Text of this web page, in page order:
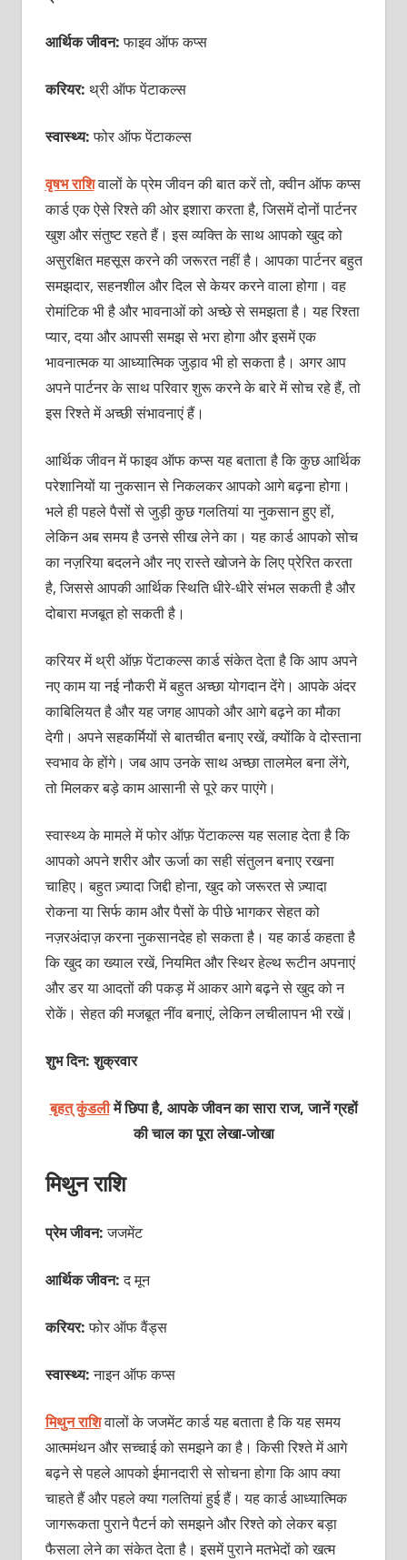
आर्थिक जीवन:फाइव ऑफ कप्स
करियर: थ्री ऑफपेंटाकल्स
स्वास्थ्य:फोर ऑफ पेंटाकल्स
वृषभ राशिवालों के प्रेम जीवन की बात करें तो, क्वीन ऑफ कप्स
कार्ड एक ऐसे रिश्ते की ओर इशारा करता है, जिसमें दोनों पार्टनर
खुश और संतुष्ट रहते हैं। इस व्यक्ति के साथ आपको खुद को
असुरक्षित महसूस करने की जरूरत नहीं है। आपका पार्टनर बहुत
समझदार, सहनशील और दिल से केयर करने वाला होगा। वह
रोमांटिक भी है और भावनाओं को अच्छे से समझता है। यह रिश्ता
प्यार, दया और आपसी समझ से भरा होगा और इसमें एक
भावनात्मक या आध्यात्मिक जुड़ाव भी हो सकता है। अगर आप
अपने पार्टनर के साथ परिवार शुरू करने के बारे में सोच रहे हैं, तो
इस रिश्ते में अच्छी संभावनाएं हैं।
आर्थिक जीवन में फाइव ऑफ कप्स यह बताता है कि कुछ आर्थिक
परेशानियों या नुकसान से निकलकर आपको आगे बढ़ना होगा।
भले ही पहले पैसों से जुड़ी कुछ गलतियां या नुकसान हुए हों,
लेकिन अब समय है उनसे सीख लेने का। यह कार्ड आपको सोच
का नज़रिया बदलने और नए रास्ते खोजने के लिए प्रेरित करता
है, जिससे आपकी आर्थिक स्थिति धीरे-धीरे संभल सकती है और
दोबारा मजबूत हो सकती है।
करियर में थ्री ऑफ़ पेंटाकल्स कार्ड संकेत देता है कि आप अपने
नए काम या नई नौकरी में बहुत अच्छा योगदान देंगे। आपके अंदर
काबिलियत है और यह जगह आपको और आगे बढ़ने का मौका
देगी। अपने सहकर्मियों से बातचीत बनाए रखें, क्योंकि वे दोस्ताना
स्वभाव के होंगे। जब आप उनके साथ अच्छा तालमेल बना लेंगे,
तो मिलकर बड़े काम आसानी से पूरे कर पाएंगे।
स्वास्थ्य के मामले में फोर ऑफ़ पेंटाकल्स यह सलाह देता है कि
आपको अपने शरीर और ऊर्जा का सही संतुलन बनाए रखना
चाहिए। बहुत ज़्यादा जिद्दी होना, खुद को जरूरत से ज़्यादा
रोकना या सिर्फ काम और पैसों के पीछे भागकर सेहत को
नज़रअंदाज़ करना नुकसानदेह हो सकता है। यह कार्ड कहता है
कि खुद का ख्याल रखें, नियमित और स्थिर हेल्थ रूटीन अपनाएं
और डर या आदतों की पकड़ में आकर आगे बढ़ने से खुद को न
रोकें। सेहत की मजबूत नींव बनाएं, लेकिन लचीलापन भी रखें।
शुभ दिन: शुक्रवार
बृहत् कुंडलीमें छिपा है, आपके जीवन का सारा राज, जानें ग्रहों
की चाल का पूरालेखा-जोखा
मिथुन राशि
प्रेम जीवन:जजमेंट
आर्थिक जीवन:द मून
करियर:फोर ऑफ वैंड्स
स्वास्थ्य:नाइन ऑफ कप्स
मिथुन राशिवालों के जजमेंट कार्ड यह बताता है कि यह समय
आत्ममंथन और सच्चाई को समझने का है। किसी रिश्ते में आगे
बढ़ने से पहले आपको ईमानदारी से सोचना होगा कि आप क्या
चाहते हैं और पहले क्या गलतियां हुई हैं। यह कार्ड आध्यात्मिक
जागरूकता पुराने पैटर्न को समझने और रिश्ते को लेकर बड़ा
फैसला लेने का संकेत देता है। इसमें पुराने मतभेदों को खत्म